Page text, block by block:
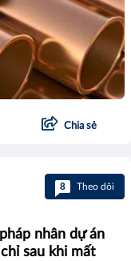
Chia sẻ
8 Theo dõi
nhân dự án
sau khi mất